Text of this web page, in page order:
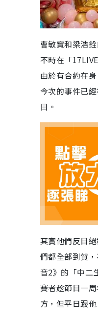
曹敏寶和梁浩
不時在「
由於有合約在
今次的事件已
目。
其實他們反目
們都全部到賀
音2》的「中二
賽者趁節目一
方，但平日跟